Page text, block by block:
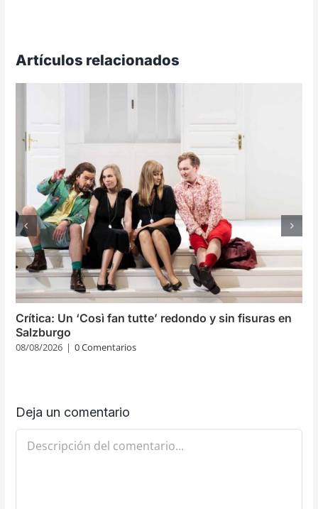
Artículos relacionados
Crítica: Un ‘Così fan tutte’ redondo y sin fisuras en
Salzburgo
08/08/2026 | 0 Comentarios
Deja un comentario
Comentario